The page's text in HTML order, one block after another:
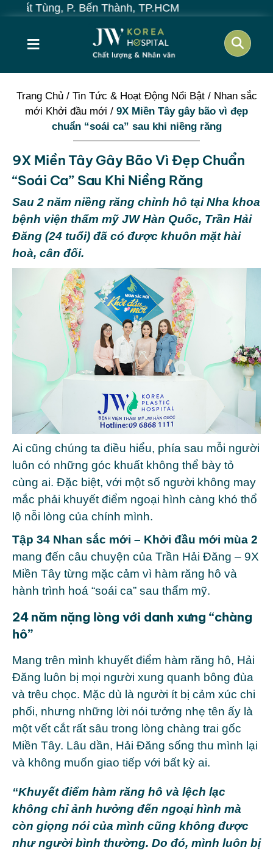
P. Bến Thành, TP.HCM
≡
Trang Chủ/ Tin Tức & Hoạt Động Nổi Bật/ Nhan sắc
mới Khởi đầu mới / 9X Miền Tây gây bão vì đẹp
chuẩn “soái ca” sau khi niềng răng
9X Miền Tây Gây Bão Vì Đẹp Chuẩn
“soái Ca” Sau Khi Niềng Răng
Sau 2 năm niềng răng chỉnh hô tại Nha khoa
bệnh viện thẩm mỹ JW Hàn Quốc, Trần Hải
Đăng (24 tuổi) đã có được khuôn mặt hài
hoà, cân đối.
Ai cũng chúng ta điều hiểu, phía sau mỗi người
luôn có những góc khuất không thể bày tỏ
cùng ai. Đặc biệt, với một số người không may
mắc phải khuyết điểm ngoại hình càng khó thổ
lộ nỗi lòng của chính mình.
Tập 34 Nhan sắc mới – Khởi đầu mới mùa 2
mang đến câu chuyện của Trần Hải Đăng – 9X
Miền Tây từng mặc cảm vì hàm răng hô và
hành trình hoá “soái ca” sau thẩm mỹ.
24 năm nặng lòng với danh xưng “chàng
hô”
Mang trên mình khuyết điểm hàm răng hô, Hải
Đăng luôn bị mọi người xung quanh bông đùa
và trêu chọc. Mặc dù là người ít bị cảm xúc chi
phối, nhưng những lời nói tưởng nhẹ tên ấy là
một vết cắt rất sâu trong lòng chàng trai gốc
Miền Tây. Lâu dần, Hải Đăng sống thu mình lại
và không muốn giao tiếp với bất kỳ ai.
“Khuyết điểm hàm răng hô và lệch lạc
không chỉ ảnh hưởng đến ngoại hình mà
còn giọng nói của mình cũng không được
như người bình thường. Do đó, mình luôn bị